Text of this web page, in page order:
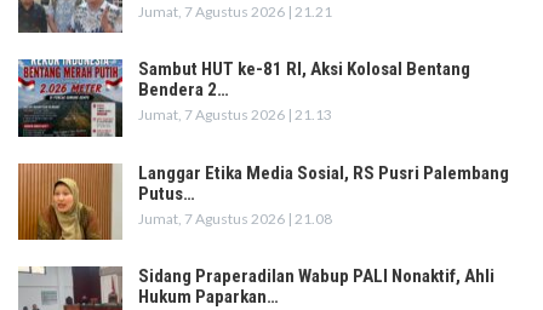
Jumat, 7 Agustus 2026 | 21.21
Sambut HUT ke-81 RI, Aksi Kolosal Bentang
Bendera 2…
Jumat, 7 Agustus 2026 | 21.13
Langgar Etika Media Sosial, RS Pusri Palembang
Putus…
Jumat, 7 Agustus 2026 | 21.08
Sidang Praperadilan Wabup PALI Nonaktif, Ahli
Hukum Paparkan…